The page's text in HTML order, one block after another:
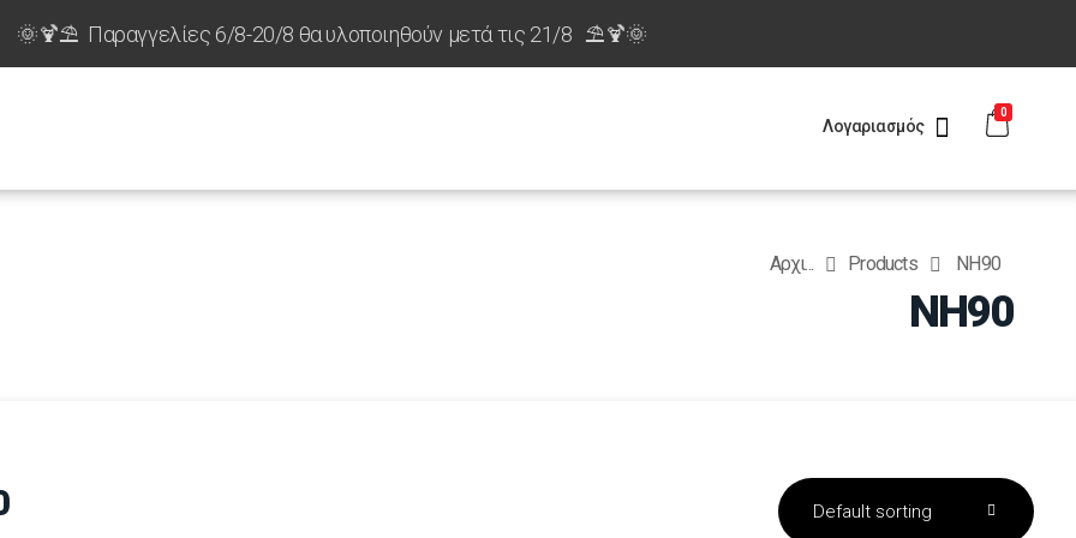
🌞🍹⛱️ Παραγγελίες 6/8-20/8 θα υλοποιηθούν μετά τις 21/8 ⛱️🍹🌞
Λογαριασμός
0
Αρχι... Products NH90
NH90